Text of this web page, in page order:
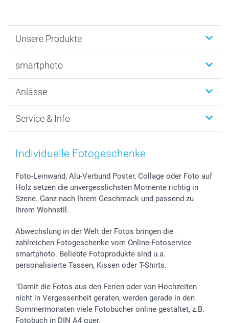
Unsere Produkte
Fotogeschenke
MyNameBook
Fotoabzüge, Fotos als Buch & Poster
Zubehör & Material
Sticker & Etiketten
Geschenk-Gutscheine (PDF)
smartphoto
Warum smartphoto
Datenschutz
AGB
Presse
Partnerprogramme
Investor Relations
Widerrufsrecht
Anlässe
Neujahr
Muttertag
Kommunion & Konfirmation
Hochzeit
Geburtstag
Zu allen Anlässen
Service & Info
Anmelden /Registrieren
Lieferfristen
72h Lieferung
Zahlungsmöglichkeiten
Status der Bestellung
smartfriends
smartgarantie
smartbonus
Individuelle Fotogeschenke
Foto-Leinwand, Alu-Verbund Poster, Collage oder Foto auf
Holz setzen die unvergesslichsten Momente richtig in
Szene. Ganz nach Ihrem Geschmack und passend zu
Ihrem Wohnstil.
Abwechslung in der Welt der Fotos bringen die
zahlreichen Fotogeschenke vom Online-Fotoservice
smartphoto. Beliebte Fotoprodukte sind u.a.
personalisierte Tassen, Kissen oder T-Shirts.
"Damit die Fotos aus den Ferien oder von Hochzeiten
nicht in Vergessenheit geraten, werden gerade in den
Sommermonaten viele Fotobücher online gestaltet, z.B.
Fotobuch in DIN A4 quer.